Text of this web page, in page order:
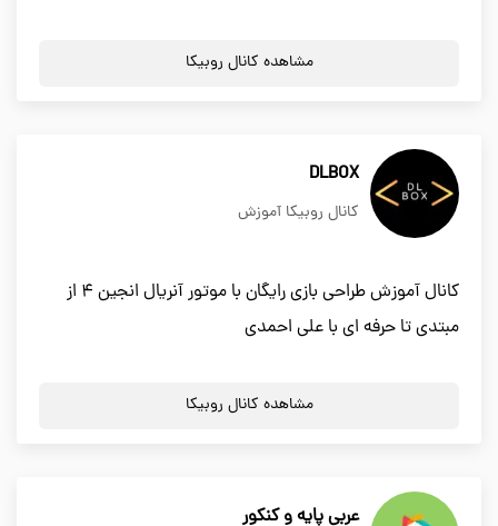
مشاهده کانال روبیکا
DLBOX
کانال روبیکا آموزش
کانال آموزش طراحی بازی رایگان با موتور آنریال انجین ۴ از
مبتدی تا حرفه ای با علی احمدی
مشاهده کانال روبیکا
عربی پایه و کنکور